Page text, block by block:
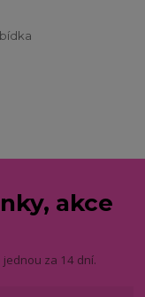
akce
za 14 dní.